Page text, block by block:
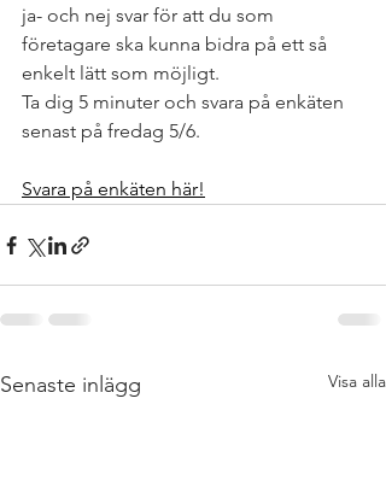
ja- och nej svar för att du som
företagare ska kunna bidra på ett så
enkelt lätt som möjligt.
Ta dig 5 minuter och svara på enkäten
senast på fredag 5/6.
Svara på enkäten här!
Senaste inlägg Visa alla